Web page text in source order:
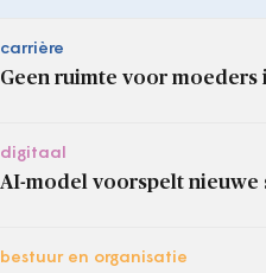
carrière
Geen ruimte voor
digitaal
AI-model voorspelt nieuwe
bestuur en organisatie